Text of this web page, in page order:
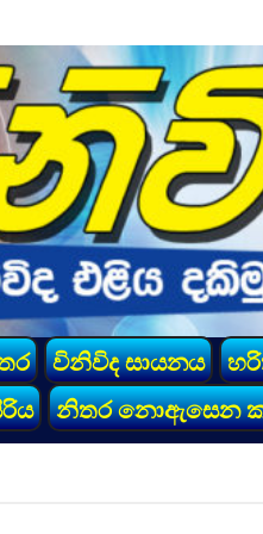
විනිවිද සායනය
නිතර නොඇසෙන